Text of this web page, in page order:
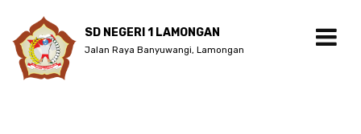
SD NEGERI 1 LAMONGAN
Jalan Raya Banyuwangi, Lamongan